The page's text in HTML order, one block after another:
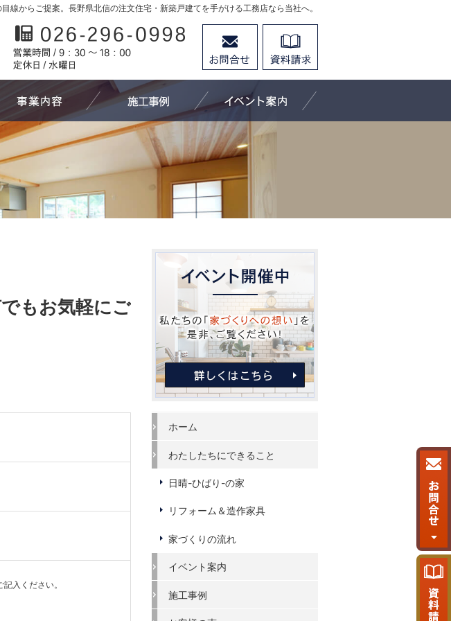
目線からご提案。長野県北信の注文住宅・新築戸建てを手がける工務店なら当社へ。
もお気軽にご
入ください。
ホーム
わたしたちにできること
日晴-ひばり-の家
リフォーム＆造作家具
家づくりの流れ
イベント案内
施工事例
026-296-0998
営業時間9：30～18：00 定休日：水曜日
わたしたちにできること